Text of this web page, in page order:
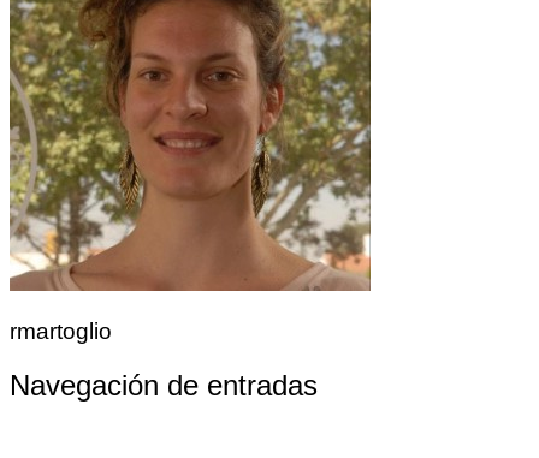
rmartoglio
Navegación de entradas